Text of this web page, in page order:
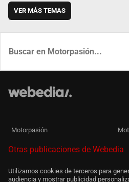
VER MÁS TEMAS
Motorpasión
Otras publicaciones de Webedia
Utilizamos cookies de terceros para
audiencia y mostrar publicidad